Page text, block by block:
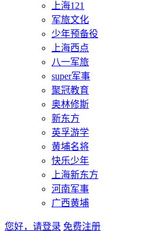
上海121
军旅文化
少年预备役
上海西点
八一军旅
super军事
聚冠教育
奥林修斯
新东方
英孚游学
黄埔名将
快乐少年
上海新东方
河南军事
广西黄埔
您好，请登录 免费注册